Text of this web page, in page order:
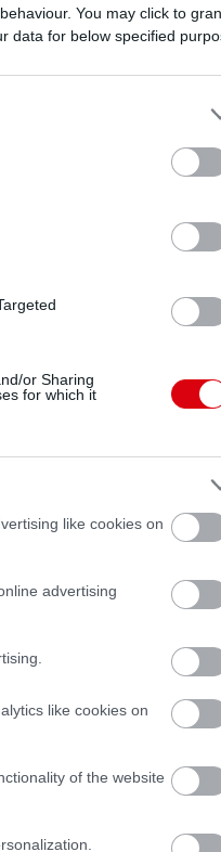
You may click to
data for below specified
or Sharing
for which it
like cookies on
advertising
like cookies on
of the website
éled át